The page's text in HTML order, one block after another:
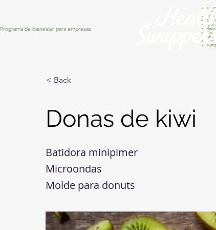
Programa de bienestar para empresas
Cibo
Sunn
< Back
Donas de kiwi
Batidora minipimer
Microondas
Molde para donuts